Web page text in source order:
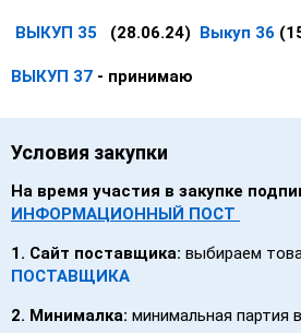
ВЫКУП 35 (28.06.24) Выкуп 36
ВЫКУП 37 - принимаю
Условия закупки
На время участия в закупке
ИНФОРМАЦИОННЫЙ ПОСТ
1. Сайт поставщика: выбираем
ПОСТАВЩИКА
2. Минималка: минимальная партия